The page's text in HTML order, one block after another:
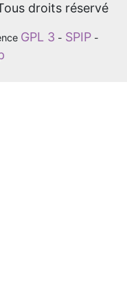
droits réservé
GPL 3 - SPIP-